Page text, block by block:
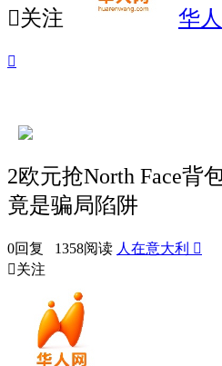
关注 华

2欧元抢North Face背
竟是骗局陷阱
0回复 1358阅读 人在意大利 
关注